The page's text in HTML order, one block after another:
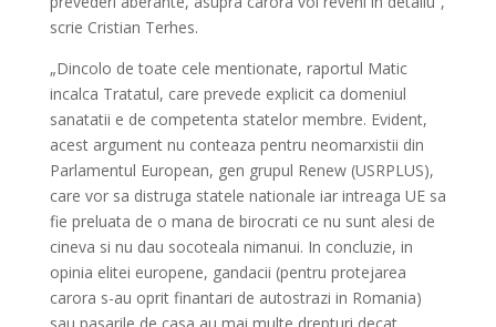
scrie Cristian Terhes.
„Dincolo de toate cele mentionate, raportul Matic
incalca Tratatul, care prevede explicit ca domeniul
sanatatii e de competenta statelor membre. Evident,
acest argument nu conteaza pentru neomarxistii din
Parlamentul European, gen grupul Renew (USRPLUS),
care vor sa distruga statele nationale iar intreaga UE sa
fie preluata de o mana de birocrati ce nu sunt alesi de
cineva si nu dau socoteala nimanui. In concluzie, in
opinia elitei europene, gandacii (pentru protejarea
carora s-au oprit finantari de autostrazi in Romania)
sau pasarile de casa au mai multe drepturi decat